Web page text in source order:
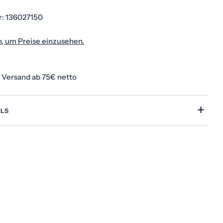
1 im Modalformat
136027150
um Preise einzusehen.
ab 75€ netto
+